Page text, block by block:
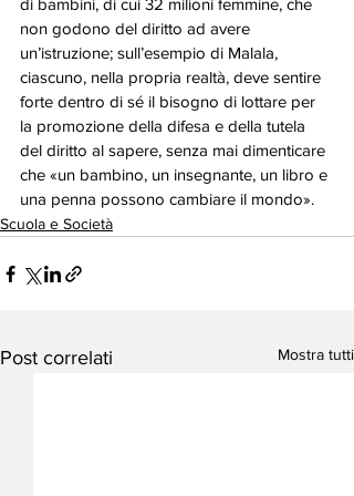
di bambini, di cui 32 milioni femmine, che
non godono del diritto ad avere
un’istruzione; sull’esempio di Malala,
ciascuno, nella propria realtà, deve sentire
forte dentro di sé il bisogno di lottare per
la promozione della difesa e della tutela
del diritto al sapere, senza mai dimenticare
che «un bambino, un insegnante, un libro e
una penna possono cambiare il mondo».
Scuola e Società
Post correlati Mostra tutti